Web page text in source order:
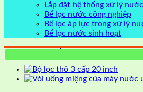
Lắp đặt hệ thống xử lý
Bể lọc nước công nghiệp
Bể lọc áp lực trong xử lý
Bể lọc nước sinh hoạt
Trang chủ